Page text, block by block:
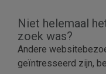
Niet helemaal
zoek was?
Andere
geïntresseerd zijn,